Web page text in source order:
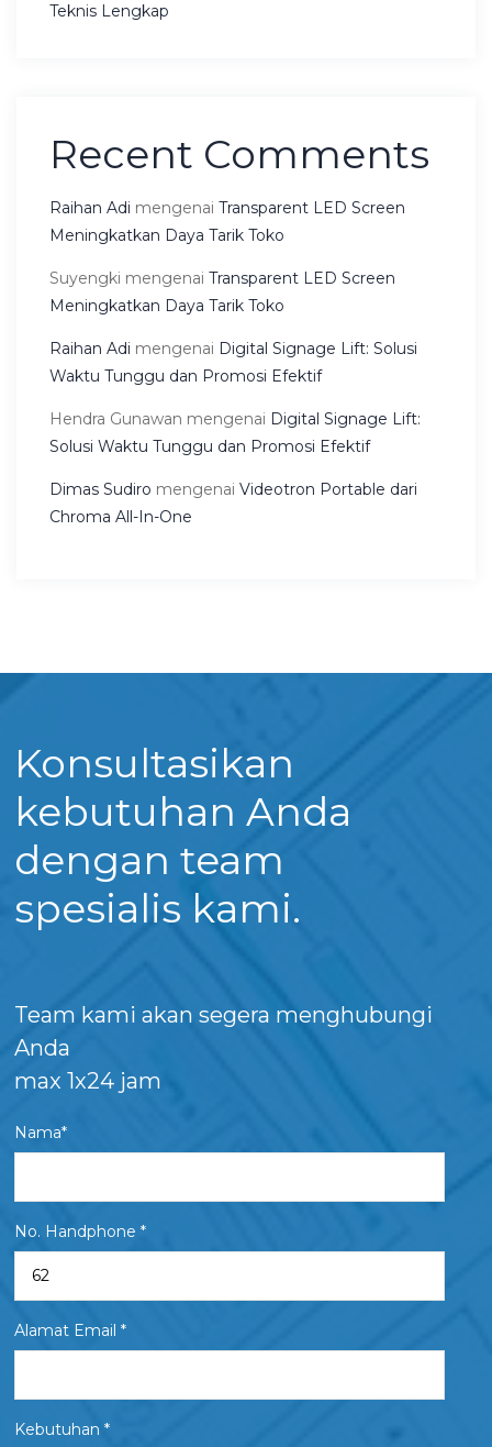
Teknis Lengkap
Recent Comments
Raihan Adi mengenai Transparent LED Screen
Meningkatkan Daya Tarik Toko
Suyengki mengenai Transparent LED Screen
Meningkatkan Daya Tarik Toko
Raihan Adi mengenai Digital Signage Lift: Solusi
Waktu Tunggu dan Promosi Efektif
Hendra Gunawan mengenai Digital Signage Lift:
Solusi Waktu Tunggu dan Promosi Efektif
Dimas Sudiro mengenai Videotron Portable dari
Chroma All-In-One
Konsultasikan
kebutuhan Anda
dengan team
spesialis kami.
Team kami akan segera menghubungi
Anda
max 1x24 jam
Nama*
No. Handphone *
Alamat Email *
Kebutuhan *